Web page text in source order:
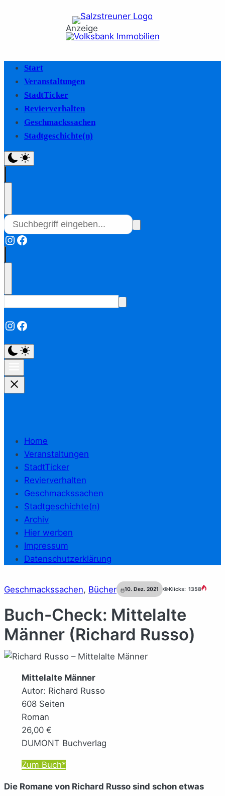
Anzeige
Start
Veranstaltungen
StadtTicker
Revierverhalten
Geschmackssachen
Stadtgeschichte(n)
Instagram
Facebook
Instagram
Facebook
Home
Veranstaltungen
StadtTicker
Revierverhalten
Geschmackssachen
Stadtgeschichte(n)
Archiv
Hier werben
Impressum
Datenschutzerklärung
Geschmackssachen, Bücher 10. Dez. 2021 Klicks: 1358
Buch-Check: Mittelalte
Männer (Richard Russo)
Mittelalte Männer
Autor: Richard Russo
608 Seiten
Roman
26,00 €
DUMONT Buchverlag
Zum Buch*
Die Romane von Richard Russo sind schon etwas